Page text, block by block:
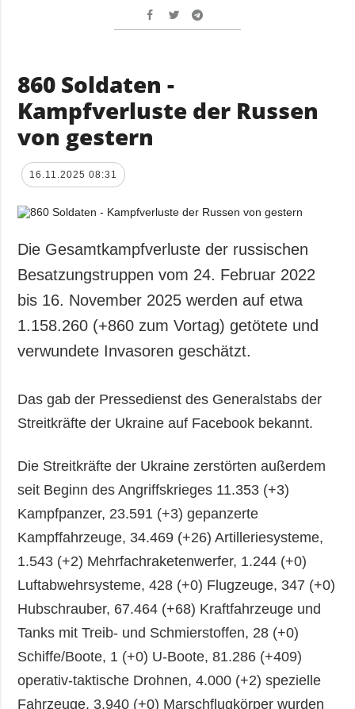
860 Soldaten -
Kampfverluste der Russen
von gestern
16.11.2025 08:31
Die Gesamtkampfverluste der russischen
Besatzungstruppen vom 24. Februar 2022
bis 16. November 2025 werden auf etwa
1.158.260 (+860 zum Vortag) getötete und
verwundete Invasoren geschätzt.
Das gab der Pressedienst des Generalstabs der
Streitkräfte der Ukraine auf Facebook bekannt.
Die Streitkräfte der Ukraine zerstörten außerdem
seit Beginn des Angriffskrieges 11.353 (+3)
Kampfpanzer, 23.591 (+3) gepanzerte
Kampffahrzeuge, 34.469 (+26) Artilleriesysteme,
1.543 (+2) Mehrfachraketenwerfer, 1.244 (+0)
Luftabwehrsysteme, 428 (+0) Flugzeuge, 347 (+0)
Hubschrauber, 67.464 (+68) Kraftfahrzeuge und
Tanks mit Treib- und Schmierstoffen, 28 (+0)
Schiffe/Boote, 1 (+0) U-Boote, 81.286 (+409)
operativ-taktische Drohnen, 4.000 (+2) spezielle
Fahrzeuge. 3.940 (+0) Marschflugkörper wurden